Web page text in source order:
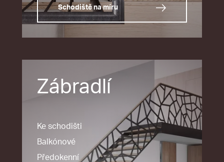
Schodiště na míru
Zábradlí
Ke schodišti
Balkónové
Předokenní